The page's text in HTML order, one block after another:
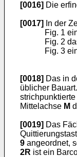
[0016] Die
[0017]
In der
Fig. 1
Fig. 2
Fig. 3
[0018] Das in
üblicher
Mittelachse M
[0019] Das
9 angeordnet,
2R ist ein